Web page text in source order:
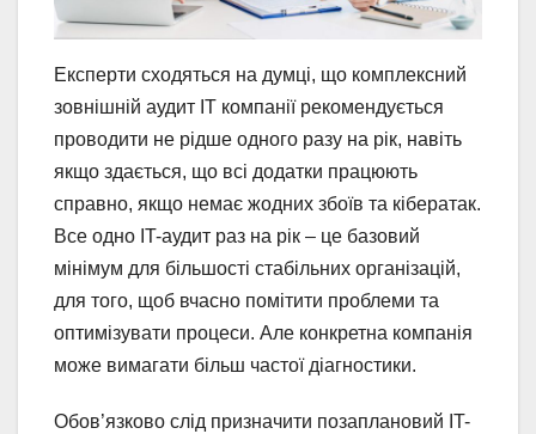
Експерти сходяться на думці, що комплексний
зовнішній аудит ІТ компанії рекомендується
проводити не рідше одного разу на рік, навіть
якщо здається, що всі додатки працюють
справно, якщо немає жодних збоїв та кібератак.
Все одно IT-аудит раз на рік – це базовий
мінімум для більшості стабільних організацій,
для того, щоб вчасно помітити проблеми та
оптимізувати процеси. Але конкретна компанія
може вимагати більш частої діагностики.
Обов’язково слід призначити позаплановий IT-